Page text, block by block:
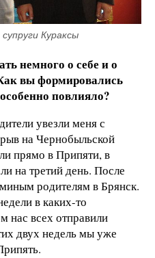
Кураксы
немного о себе и о
вы формировались
повлияло?
увезли меня с
на Чернобыльской
прямо в Припяти, в
на третий день. После
родителям в Брянск.
в каких-то
нас всех отправили
двух недель мы уже